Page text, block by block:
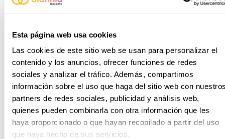
Esta página web usa cookies
Las cookies de este sitio web se usan para personalizar el
contenido y los anuncios, ofrecer funciones de redes
sociales y analizar el tráfico. Además, compartimos
información sobre el uso que haga del sitio web con
partners de redes sociales, publicidad y análisis web,
quienes pueden combinarla con otra información que les
haya proporcionado o que hayan recopilado a partir del uso
que haya hecho de sus servicios.